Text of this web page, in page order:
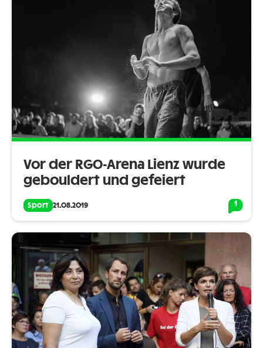
Vor der RGO-Arena Lienz wurde
gebouldert und gefeiert
Sport 21.08.2019 1